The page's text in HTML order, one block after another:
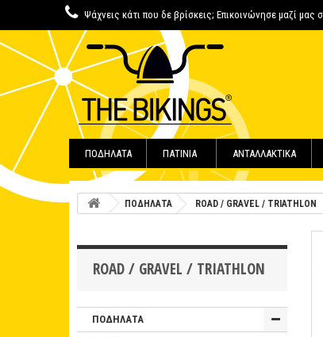
Ψάχνεις κάτι που δε βρίσκεις; Επικοινώνησε μαζί μας
ΠΟΔΗΛΑΤΑ ΠΑΤΙΝΙΑ ΑΝΤΑΛΛΑΚΤΙΚΑ
ΠΟΔΗΛΑΤΑ ROAD / GRAVEL / TRIATHLON
ROAD / GRAVEL / TRIATHLON
ΠΟΔΗΛΑΤΑ